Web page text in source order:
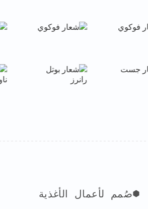
صُمم لأعمال الأغذية